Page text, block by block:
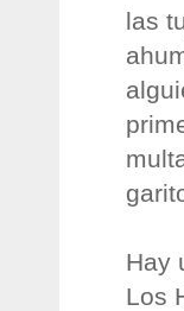
las
Hay
Los